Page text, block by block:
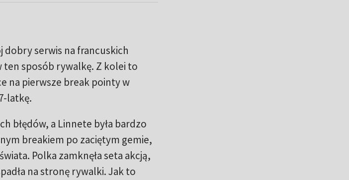
dobry serwis na francuskich
ten sposób rywalkę. Z kolei to
na pierwsze break pointy w
latkę.
błędów, a Linnete była bardzo
breakiem po zaciętym gemie,
Polka zamknęła seta akcją,
na stronę rywalki. Jak to